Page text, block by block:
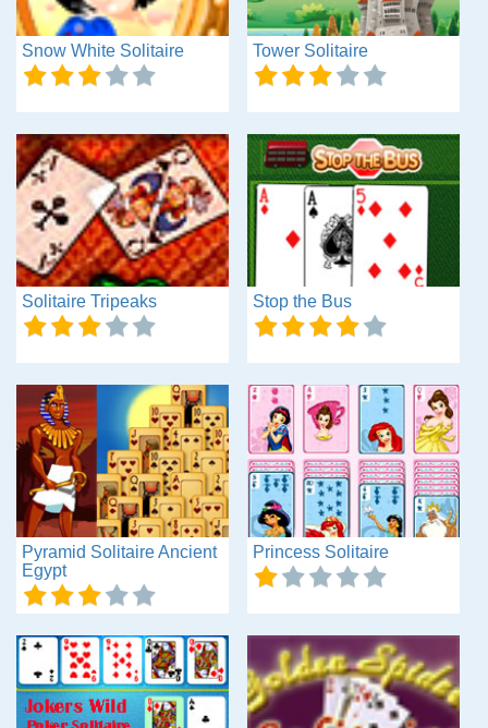
Snow White Solitaire Tower Solitaire
Solitaire Tripeaks Stop the Bus
Pyramid Solitaire Ancient
Egypt
Princess Solitaire